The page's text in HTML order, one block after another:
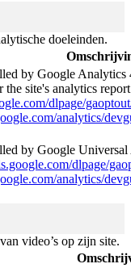
doeleinden.
by Google Analytics
the site's analytics
dlpage/
analytics/
by Google Universal
dlpage/
analytics/
video’s op zijn site.